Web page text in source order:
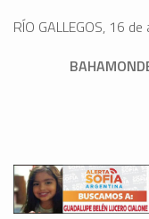
RÍO GALLEGOS, 16